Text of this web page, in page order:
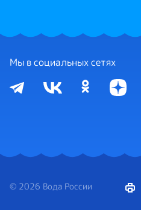
Мы в социальных сетях
© 2026 Вода России